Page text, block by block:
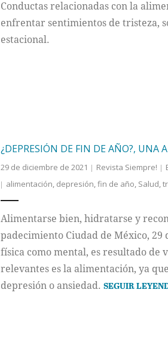
Conductas relacionadas con la
enfrentar sentimientos de tristeza,
estacional.
¿DEPRESIÓN DE FIN DE AÑO?, UNA
29 de diciembre de 2021 Revista Siempre!
alimentación depresión fin de año Salud
Alimentarse bien, hidratarse y
padecimiento Ciudad de México,
física como mental, es resultado de
relevantes es la alimentación, ya
depresión o ansiedad. SEGUIR